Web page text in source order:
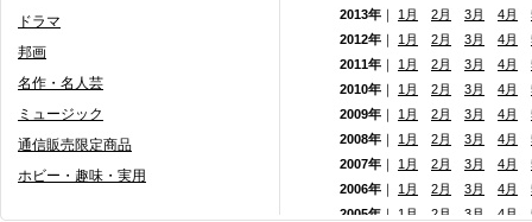
ドラマ
邦画
名作・名人芸
ミュージック
通信販売限定商品
ホビー・趣味・実用
2013年 ｜ 1月 2月 3月 4月
2012年 ｜ 1月 2月 3月 4月
2011年 ｜ 1月 2月 3月 4月
2010年 ｜ 1月 2月 3月 4月
2009年 ｜ 1月 2月 3月 4月
2008年 ｜ 1月 2月 3月 4月
2007年 ｜ 1月 2月 3月 4月
2006年 ｜ 1月 2月 3月 4月
2005年 ｜ 1月 2月 3月 4月